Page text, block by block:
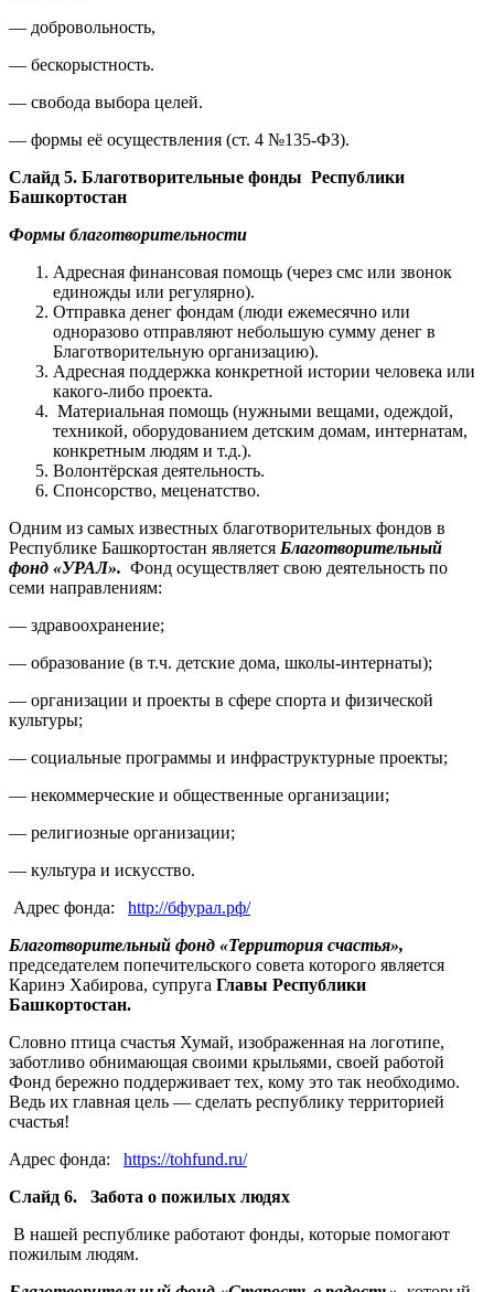
— добровольность,
— бескорыстность.
— свобода выбора целей.
— формы её осуществления (ст. 4 №135-ФЗ).
Слайд 5. Благотворительные фонды Республики
Башкортостан
Формы благотворительности
Адресная финансовая помощь (через смс или звонок
единожды или регулярно).
Отправка денег фондам (люди ежемесячно или
одноразово отправляют небольшую сумму денег в
Благотворительную организацию).
Адресная поддержка конкретной истории человека или
какого-либо проекта.
Материальная помощь (нужными вещами, одеждой,
техникой, оборудованием детским домам, интернатам,
конкретным людям и т.д.).
Волонтёрская деятельность.
Спонсорство, меценатство.
Одним из самых известных благотворительных фондов в
Республике Башкортостан является Благотворительный
фонд «УРАЛ». Фонд осуществляет свою деятельность по
семи направлениям:
— здравоохранение;
— образование (в т.ч. детские дома, школы-интернаты);
— организации и проекты в сфере спорта и физической
культуры;
— социальные программы и инфраструктурные проекты;
— некоммерческие и общественные организации;
— религиозные организации;
— культура и искусство.
Адрес фонда: http://бфурал.рф/
Благотворительный фонд «Территория счастья»,
председателем попечительского совета которого является
Каринэ Хабирова, супруга Главы Республики
Башкортостан.
Словно птица счастья Хумай, изображенная на логотипе,
заботливо обнимающая своими крыльями, своей работой
Фонд бережно поддерживает тех, кому это так необходимо.
Ведь их главная цель — сделать республику территорией
счастья!
Адрес фонда: https://tohfund.ru/
Слайд 6. Забота о пожилых людях
В нашей республике работают фонды, которые помогают
пожилым людям.